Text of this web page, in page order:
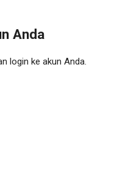
Anda
login ke akun Anda.